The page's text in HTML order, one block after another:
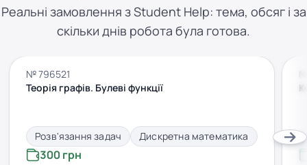
Реальні замовлення з Student Help: тема, обсяг і за
скільки днів робота була готова.
№ 796521
Теорія графів. Булеві функції
Розв'язання задач Дискретна математика
300 грн